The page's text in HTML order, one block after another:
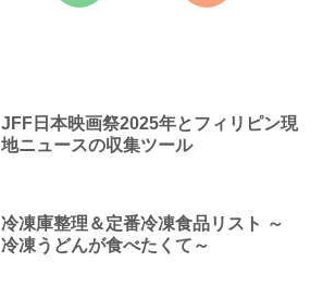
JFF日本映画祭2025年とフィリピン現
地ニュースの収集ツール
冷凍庫整理＆定番冷凍食品リスト ～
冷凍うどんが食べたくて～